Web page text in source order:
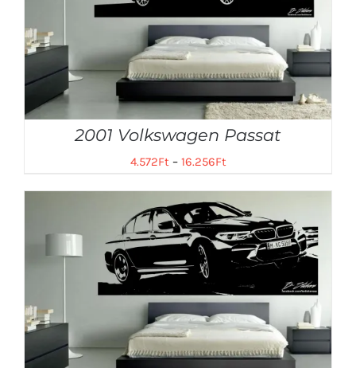
2001 Volkswagen Passat
4.572Ft – 16.256Ft